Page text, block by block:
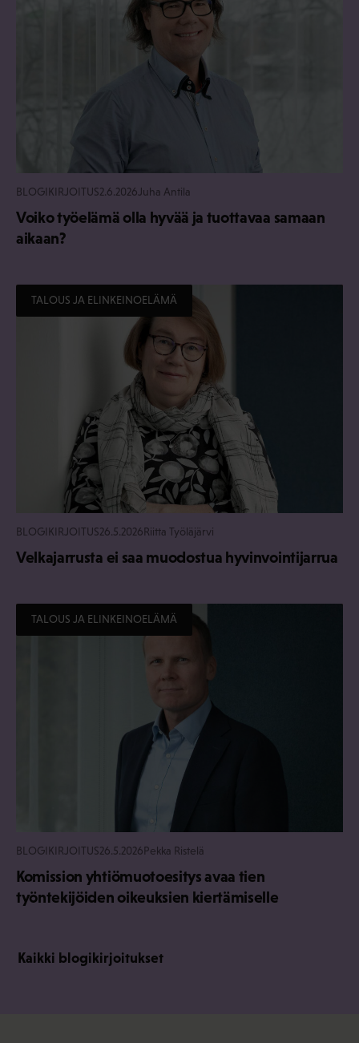
BLOGIKIRJOITUS2.6.2026 Juha Antila
Voiko työelämä olla hyvää ja tuottavaa samaan
aikaan?
TALOUS JA ELINKEINOELÄMÄ
BLOGIKIRJOITUS26.5.2026Riitta Työläjärvi
Velkajarrusta ei saa muodostua hyvinvointijarrua
TALOUS JA ELINKEINOELÄMÄ
BLOGIKIRJOITUS26.5.2026Pekka Ristelä
Komission yhtiömuotoesitys avaa tien
työntekijöiden oikeuksien kiertämiselle
Kaikki blogikirjoitukset